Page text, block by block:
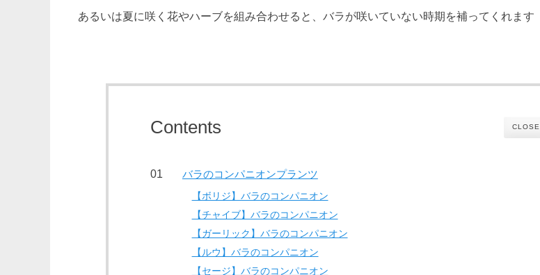
あるいは夏に咲く花やハーブを組み合わせると、バラが咲いていない時期を補ってくれます
CLOSE
Contents
バラのコンパニオンプランツ
【ボリジ】バラのコンパニオン
【チャイブ】バラのコンパニオン
【ガーリック】バラのコンパニオン
【ルウ】バラのコンパニオン
【セージ】バラのコンパニオン